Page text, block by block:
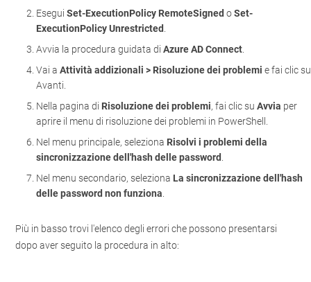
EseguiSet-ExecutionPolicy RemoteSigned oSet-
ExecutionPolicy Unrestricted
Avvia la procedura guidata diAzure AD Connect
Vai aAttività addizionali > Risoluzione dei problemi e fai clic su
Avanti.
Nella pagina di Risoluzione dei problemi, fai clic suAvvia per
aprire il menu di risoluzione dei problemi in PowerShell.
Nel menu principale, seleziona Risolvi i problemi della
sincronizzazione dell'hash delle password
Nel menu secondario, seleziona La sincronizzazione dell'hash
delle password non funziona
Più in basso trovi l'elenco degli errori che possono presentarsi
dopo aver seguito la procedura in alto: